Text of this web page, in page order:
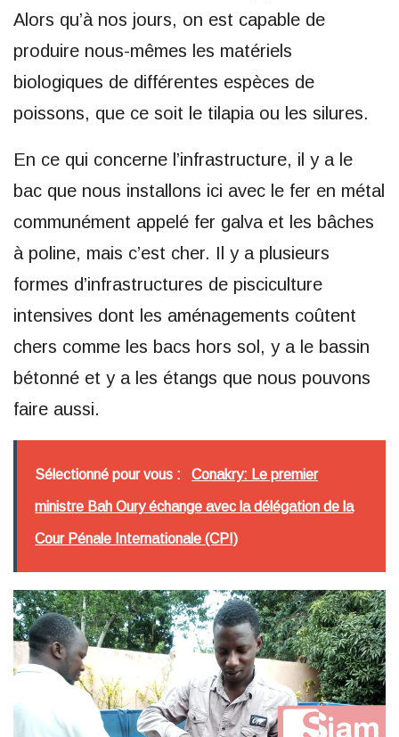
Alors qu’à nos jours, on est capable de
produire nous-mêmes les matériels
biologiques de différentes espèces de
poissons, que ce soit le tilapia ou les silures.
En ce qui concerne l’infrastructure, il y a le
bac que nous installons ici avec le fer en métal
communément appelé fer galva et les bâches
à poline, mais c’est cher. Il y a plusieurs
formes d’infrastructures de pisciculture
intensives dont les aménagements coûtent
chers comme les bacs hors sol, y a le bassin
bétonné et y a les étangs que nous pouvons
faire aussi.
Sélectionné pour vous : Conakry: Le premier
ministre Bah Oury échange avec la délégation de la
Cour Pénale Internationale (CPI)